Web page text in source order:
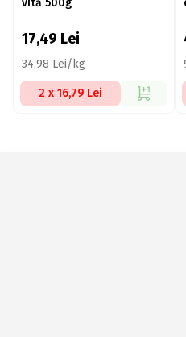
vită 500g
17,49 Lei
34,98 Lei/kg
2 x 16,79 Lei